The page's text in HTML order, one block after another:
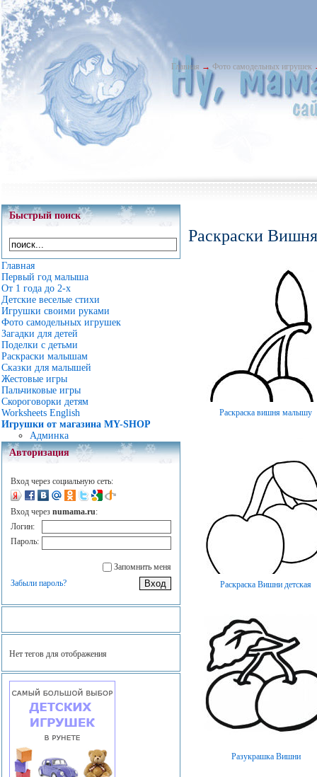
Главная → Фото самодельных игрушек
Быстрый поиск
Главная
Первый год малыша
От 1 года до 2-х
Детские веселые стихи
Игрушки своими руками
Фото самодельных игрушек
Загадки для детей
Поделки с детьми
Раскраски малышам
Сказки для малышей
Жестовые игры
Пальчиковые игры
Скороговорки детям
Worksheets English
Игрушки от магазина MY-SHOP
Админка
Авторизация
Вход через социальную сеть:
Вход через numama.ru:
Логин:
Пароль:
Запомнить меня
Забыли пароль?
Нет тегов для отображения
Раскраски
Раскраска вишня малышу
Раскраска Вишни детская
Разукрашка Вишни